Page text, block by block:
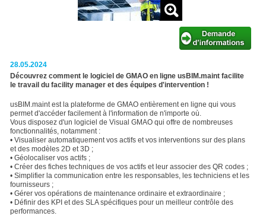
28.05.2024
Découvrez comment le logiciel de GMAO en ligne usBIM.maint facilite
le travail du facility manager et des équipes d'intervention !
usBIM.maint est la plateforme de GMAO entièrement en ligne qui vous
permet d'accéder facilement à l'information de n'importe où.
Vous disposez d'un logiciel de Visual GMAO qui offre de nombreuses
fonctionnalités, notamment :
• Visualiser automatiquement vos actifs et vos interventions sur des plans
et des modèles 2D et 3D ;
• Géolocaliser vos actifs ;
• Créer des fiches techniques de vos actifs et leur associer des QR codes ;
• Simplifier la communication entre les responsables, les techniciens et les
fournisseurs ;
• Gérer vos opérations de maintenance ordinaire et extraordinaire ;
• Définir des KPI et des SLA spécifiques pour un meilleur contrôle des
performances.